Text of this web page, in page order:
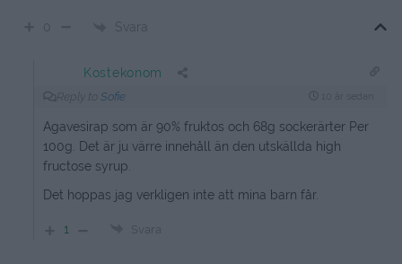
Svara
Kostekonom
Sofie
Agavesirap som är 90% fruktos och 68g sockerärter Per
100g. Det är ju värre innehåll än den utskällda high
fructose syrup.
Det hoppas jag verkligen inte att mina barn får.
1 Svara